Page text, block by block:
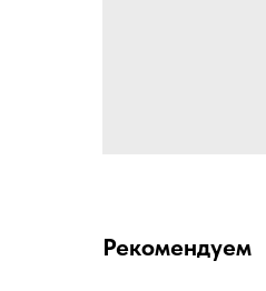
Рекомендуем